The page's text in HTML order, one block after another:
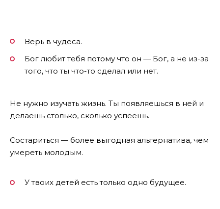
Верь в чудеса.
Бог любит тебя потому что он — Бог, а не из-за
того, что ты что-то сделал или нет.
Не нужно изучать жизнь. Ты появляешься в ней и
делаешь столько, сколько успеешь.
Состариться — более выгодная альтернатива, чем
умереть молодым.
У твоих детей есть только одно будущее.